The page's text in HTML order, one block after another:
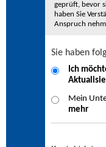
geprüft, bevor
haben Sie
Anspruch
Sie haben
Ich
Mein
mehr